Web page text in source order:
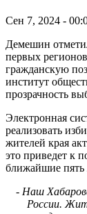
Сен 7, 2024 -
Демешин
первых
гражданскую
институт
прозрачность
Электронная
реализовать
жителей края
это приведет к
ближайшие пять
- Наш
России.